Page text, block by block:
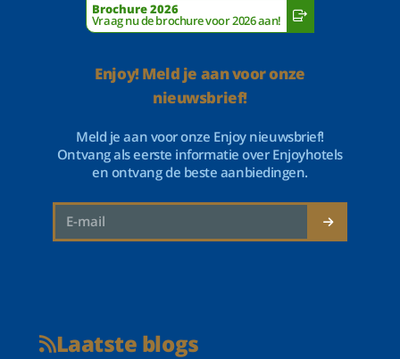
Brochure 2026
Vraag nu de brochure voor 2026 aan!
Enjoy! Meld je aan voor onze
nieuwsbrief!
Meld je aan voor onze Enjoy nieuwsbrief!
Ontvang als eerste informatie over Enjoyhotels
en ontvang de beste aanbiedingen.
Laatste blogs